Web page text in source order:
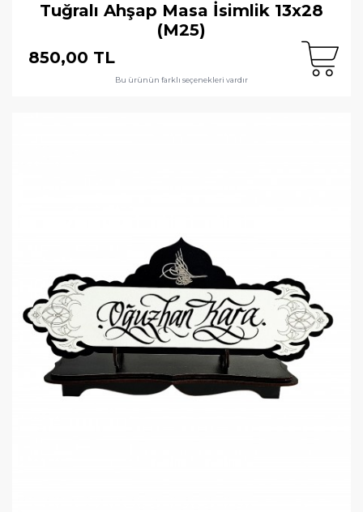
Tuğralı Ahşap Masa İsimlik 13x28
(M25)
850,00 TL
Bu ürünün farklı seçenekleri vardır